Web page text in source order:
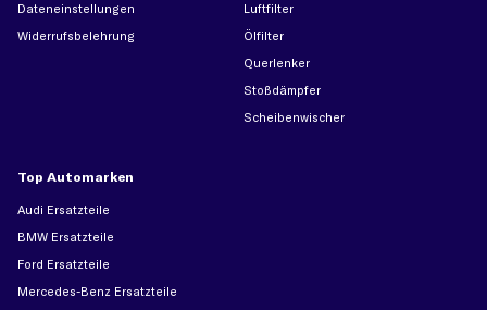
Dateneinstellungen
Widerrufsbelehrung
Luftfilter
Ölfilter
Querlenker
Stoßdämpfer
Scheibenwischer
Top Automarken
Audi Ersatzteile
BMW Ersatzteile
Ford Ersatzteile
Mercedes-Benz Ersatzteile